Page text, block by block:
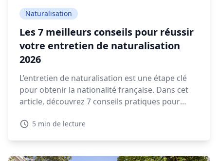
Naturalisation
Les 7 meilleurs conseils pour réussir
votre entretien de naturalisation
2026
L’entretien de naturalisation est une étape clé
pour obtenir la nationalité française. Dans cet
article, découvrez 7 conseils pratiques pour
répondre sereinement aux questions qui vous
5 min de lecture